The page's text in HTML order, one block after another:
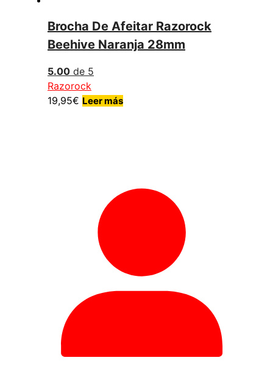
Brocha De Afeitar Razorock
Beehive Naranja 28mm
5.00 de 5
Razorock
19,95€ Leer más